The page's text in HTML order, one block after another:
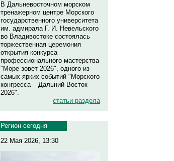
В Дальневосточном морском
тренажерном центре Морского
государственного университета
им. адмирала Г. И. Невельского
во Владивостоке состоялась
торжественная церемония
открытия конкурса
профессионального мастерства
"Море зовет 2026", одного из
самых ярких событий "Морского
конгресса – Дальний Восток
2026".
статьи раздела
Регион сегодня
22 Мая 2026, 13:30